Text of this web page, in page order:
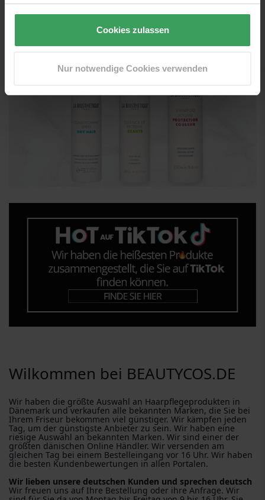
Cookies zulassen
Nur notwendige Cookies verwenden
Wilkommen bei BEAUTYCOS.DE
Wir haben die größte Auswahl an Haarpflegeprodukten in
Dänemark und verkaufen alle bekannten Marken, die Sie bei
Ihrem Friseur bekommen viel günstiger. Wir kämpfen jeden
Tag, um der günstigste Anbieter zu sein. Wir haben eine
riesige Auswahl an bekannten Marken. Wir sind einer der
größten dänischen Online Händler. Wir versenden am
gleichen Tag bei einem Bestelleingang vor 16 Uhr. Wir haben
die besten Kundenbewertungen in allen Portalen.
Wir lieben unsere deutschen Kunden und sprechen deutsch
Wir freuen uns auf Ihre Bestellung oder ihre Anfrage. Wir